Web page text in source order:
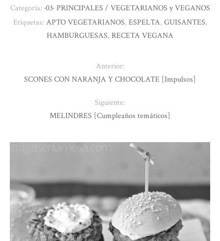
Categoría: ·03· PRINCIPALES / VEGETARIANOS y VEGANOS
Etiquetas: APTO VEGETARIANOS, ESPELTA, GUISANTES,
HAMBURGUESAS, RECETA VEGANA
Anterior:
SCONES CON NARANJA Y CHOCOLATE [Impulsos]
Siguiente:
MELINDRES [Cumpleaños temáticos]